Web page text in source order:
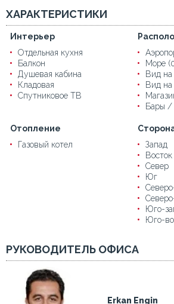
ХАРАКТЕРИСТИКИ
Интерьер
Отдельная кухня
Балкон
Душевая кабина
Кладовая
Спутниковое ТВ
Море
Вид на
Вид на
Бары /
Отопление
Газовый котел
Запад
Восток
Север
Юг
Юго-
Юго-
РУКОВОДИТЕЛЬ ОФИСА
Erkan Engin